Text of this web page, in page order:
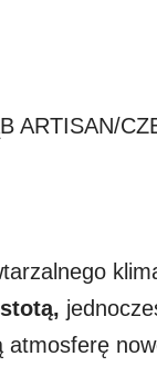
ARTISAN/
atmosferę